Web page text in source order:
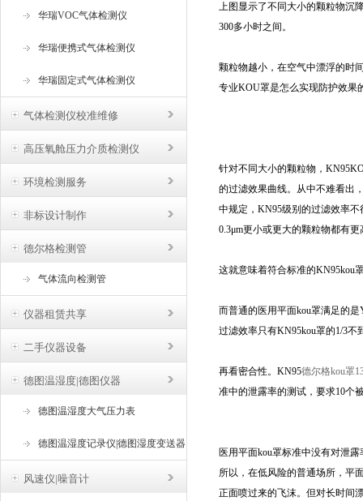
华瑞VOC气体检测仪
华瑞便携式气体检测仪
华瑞固定式气体检测仪
气体检测仪校准维修
高压氧舱压力介质检测仪
环境检测服务
非标设计制作
德尔格检测管
气体流向检测管
仪器租赁共享
二手仪器设备
德图温湿度|德图仪器
德图温湿度大气压力表
德图温湿度记录仪|德图湿度变送器
风速仪|噪音计
上图显示了不同大小的颗粒物沉
300多小时之间。
颗粒物越小，在空气中漂浮的时
专业KOU罩是怎么实现防护效果
针对不同大小的颗粒物，
的过滤效果曲线。从中不难看出
中规定，KN95级别的过滤效率
0.3μm更小或更大的颗粒物都有
这就意味着符合标准的KN95kou
而普通的医用平面kou罩满足的
过滤效率只有KN95kou罩的1/3不
再看密合性。KN95德尔格kou罩
准中的泄露率的测试，要求10个
医用平面kou罩标准中没有对泄
所以，在低风险的普通场所，平
正面喷过来的飞沫。但对长时间